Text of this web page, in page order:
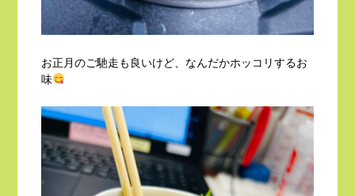
お正月のご馳走も良いけど、なんだかホッコリするお
味